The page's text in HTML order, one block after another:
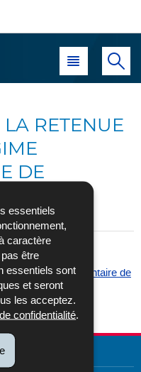
essentiels
caractère
être
essentiels sont
et seront
les acceptez.
confidentialité.
Menu principal
RETENUE
DE
sous rubrique
régime complémentaire de